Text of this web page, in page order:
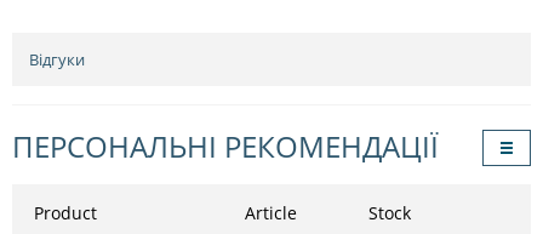
Відгуки
ПЕРСОНАЛЬНІ РЕКОМЕНДАЦІЇ
Product Article Stock